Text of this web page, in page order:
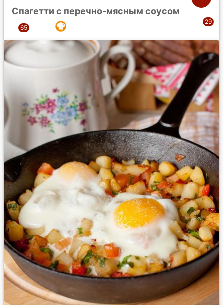
Спагетти с перечно-мясным соусом